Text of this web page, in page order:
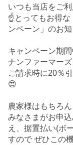
いつも当店をご
☝️とってもお得な
ンペーン」のお
キャンペーン期
ナンファーマー
ご請求時に20％
😍
農家様はもちろ
みなさまがお申
え、据置払い(ボ
すので ぜひこの